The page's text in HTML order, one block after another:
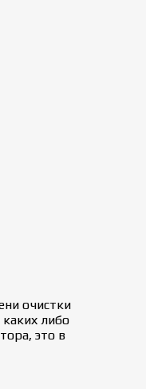
очистки
либо
это в